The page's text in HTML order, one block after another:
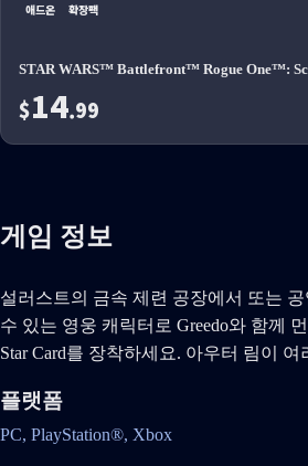
애드온 확장팩
STAR WARS™ Battlefront™ Rogue One™:
$14.99
게임 정보
설러스트의 금속 제련 공장에서 또는
수 있는 영웅 캐릭터로 Greedo와 함께
Star Card를 장착하세요. 아우터 림이
플랫폼
PC, PlayStation®, Xbox